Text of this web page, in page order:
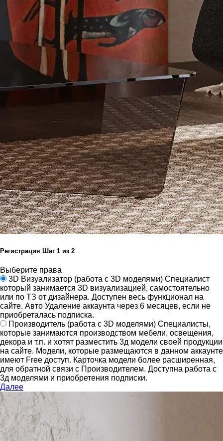
Регистрация Шаг 1 из 2
Выберите права
3D Визуализатор (работа с 3D моделями) Специалист
который занимается 3D визуализацией, самостоятельно
или по ТЗ от дизайнера. Доступен весь функционал на
сайте. Авто Удаление аккаунта через 6 месяцев, если не
приобреталась подписка.
Производитель (работа с 3D моделями) Специалисты,
которые занимаются производством мебели, освещения,
декора и т.п. и хотят разместить 3д модели своей продукции
на сайте. Модели, которые размещаются в данном аккаунте
имеют Free доступ. Карточка модели более расширенная,
для обратной связи с Производителем. Доступна работа с
3д моделями и приобретения подписки.
Далее